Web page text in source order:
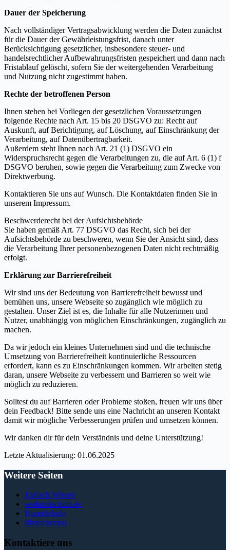
Dauer der Speicherung
Nach vollständiger Vertragsabwicklung werden die Daten zunächst
für die Dauer der Gewährleistungsfrist, danach unter
Berücksichtigung gesetzlicher, insbesondere steuer- und
handelsrechtlicher Aufbewahrungsfristen gespeichert und dann nach
Fristablauf gelöscht, sofern Sie der weitergehenden Verarbeitung
und Nutzung nicht zugestimmt haben.
Rechte der betroffenen Person
Ihnen stehen bei Vorliegen der gesetzlichen Voraussetzungen
folgende Rechte nach Art. 15 bis 20 DSGVO zu: Recht auf
Auskunft, auf Berichtigung, auf Löschung, auf Einschränkung der
Verarbeitung, auf Datenübertragbarkeit.
Außerdem steht Ihnen nach Art. 21 (1) DSGVO ein
Widerspruchsrecht gegen die Verarbeitungen zu, die auf Art. 6 (1) f
DSGVO beruhen, sowie gegen die Verarbeitung zum Zwecke von
Direktwerbung.
Kontaktieren Sie uns auf Wunsch. Die Kontaktdaten finden Sie in
unserem Impressum.
Beschwerderecht bei der Aufsichtsbehörde
Sie haben gemäß Art. 77 DSGVO das Recht, sich bei der
Aufsichtsbehörde zu beschweren, wenn Sie der Ansicht sind, dass
die Verarbeitung Ihrer personenbezogenen Daten nicht rechtmäßig
erfolgt.
Erklärung zur Barrierefreiheit
Wir sind uns der Bedeutung von Barrierefreiheit bewusst und
bemühen uns, unsere Webseite so zugänglich wie möglich zu
gestalten. Unser Ziel ist es, die Inhalte für alle Nutzerinnen und
Nutzer, unabhängig von möglichen Einschränkungen, zugänglich zu
machen.
Da wir jedoch ein kleines Unternehmen sind und die technische
Umsetzung von Barrierefreiheit kontinuierliche Ressourcen
erfordert, kann es zu Einschränkungen kommen. Wir arbeiten stetig
daran, unsere Webseite zu verbessern und Barrieren so weit wie
möglich zu reduzieren.
Solltest du auf Barrieren oder Probleme stoßen, freuen wir uns über
dein Feedback! Bitte sende uns eine Nachricht an unseren Kontakt
damit wir mögliche Verbesserungen prüfen und umsetzen können.
Wir danken dir für dein Verständnis und deine Unterstützung!
Letzte Aktualisierung: 01.06.2025
Weitere Seiten
Einfach Wissen
seohochschule.de
HurraSchule
lifehackerino
Kontaktiere uns